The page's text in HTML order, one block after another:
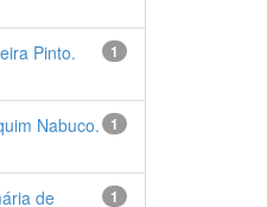
1
Pinto.
1
Nabuco.
1
de